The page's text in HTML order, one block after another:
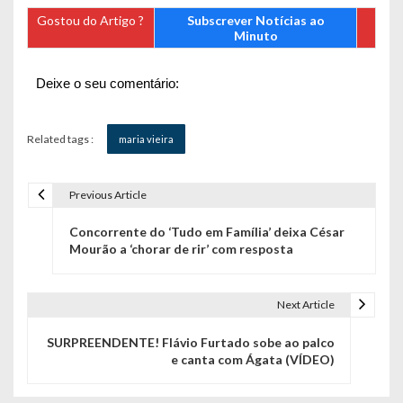
Gostou do Artigo ?
Subscrever Notícias ao
Minuto
Deixe o seu comentário:
Related tags : maria vieira
Previous Article
Concorrente do ‘Tudo em Família’ deixa César
Mourão a ‘chorar de rir’ com resposta
Next Article
SURPREENDENTE! Flávio Furtado sobe ao palco
e canta com Ágata (VÍDEO)